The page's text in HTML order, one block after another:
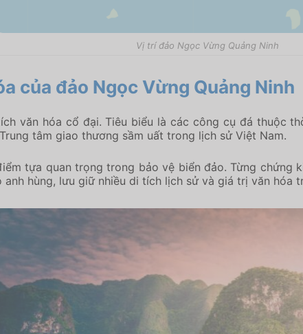
Vị trí đảo Ngọc Vừng Quảng Ninh
của đảo Ngọc Vừng Quảng Ninh
văn hóa cổ đại. Tiêu biểu là các công cụ đá thuộc
tâm giao thương sầm uất trong lịch sử Việt Nam.
tựa quan trọng trong bảo vệ biển đảo. Từng chứng
hùng, lưu giữ nhiều di tích lịch sử và giá trị văn hóa